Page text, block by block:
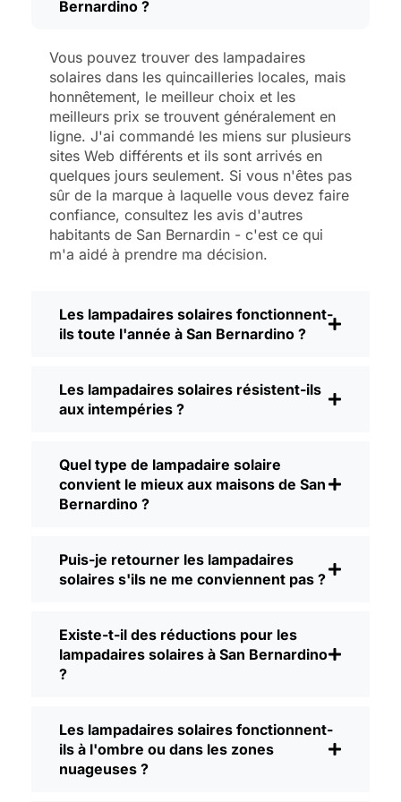
tempêtes classiques de San Bernardino,
neufs.
L'entretien ? Pratiquement pas. De temps
en temps, j'enlève la poussière ou les
feuilles du panneau solaire, mais c'est à
peu près tout. Pas de fils à manipuler,
pas d'ampoules à changer. Et
honnêtement, cela fait du bien de savoir
que je ne gaspille pas d'énergie et que je
ne contribue pas à la pollution. C'est un
petit changement, mais il rend mon lieu
de vie plus sûr et plus accueillant, et
l'environnement.
Quels sont les critères à prendre en
solaire ?
Si vous envisagez de passer à autre
mes amis et à mes voisins lorsqu'ils me
posent la question :
vraiment voir où vous marchez la nuit,
vérifiez les lumens. Pour les allées, une
généralement suffisante. Pour les allées
ou si vous souhaitez un peu plus de
pour les coins d'ombre.
Autonomie de la batterie :Assurez-
vous que les lumières sont conçues
Bernardino ?
Vous pouvez trouver des lampadaires
solaires dans les quincailleries locales, mais
honnêtement, le meilleur choix et les
meilleurs prix se trouvent généralement en
ligne. J'ai commandé les miens sur plusieurs
sites Web différents et ils sont arrivés en
quelques jours seulement. Si vous n'êtes pas
sûr de la marque à laquelle vous devez faire
confiance, consultez les avis d'autres
habitants de San Bernardin - c'est ce qui
m'a aidé à prendre ma décision.
Les lampadaires solaires fonctionnent-
ils toute l'année à San Bernardino ?
Les lampadaires solaires résistent-ils
aux intempéries ?
Quel type de lampadaire solaire
convient le mieux aux maisons de San
Bernardino ?
Puis-je retourner les lampadaires
solaires s'ils ne me conviennent pas ?
Existe-t-il des réductions pour les
lampadaires solaires à San Bernardino
?
Les lampadaires solaires fonctionnent-
ils à l'ombre ou dans les zones
nuageuses ?